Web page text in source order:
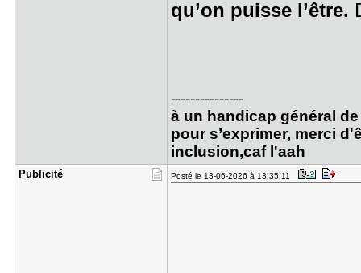
qu’on puisse l’être.
---------------
à un handicap général
pour s’exprimer, merci
inclusion,caf l'aah
Publicité Posté le 13-06-2026 à 13:35:11